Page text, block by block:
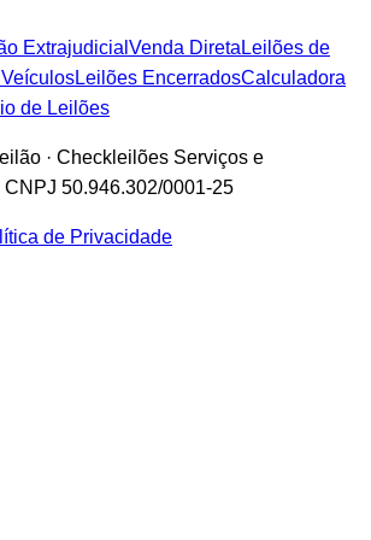
Extrajudicial Venda Direta Leilões de
Leilões EncerradosCalculadora
de Leilões
· Checkleilões Serviços e
CNPJ 50.946.302/0001-25
de Privacidade